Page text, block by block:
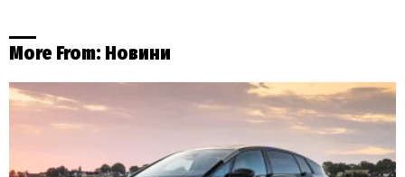
More From: Новини